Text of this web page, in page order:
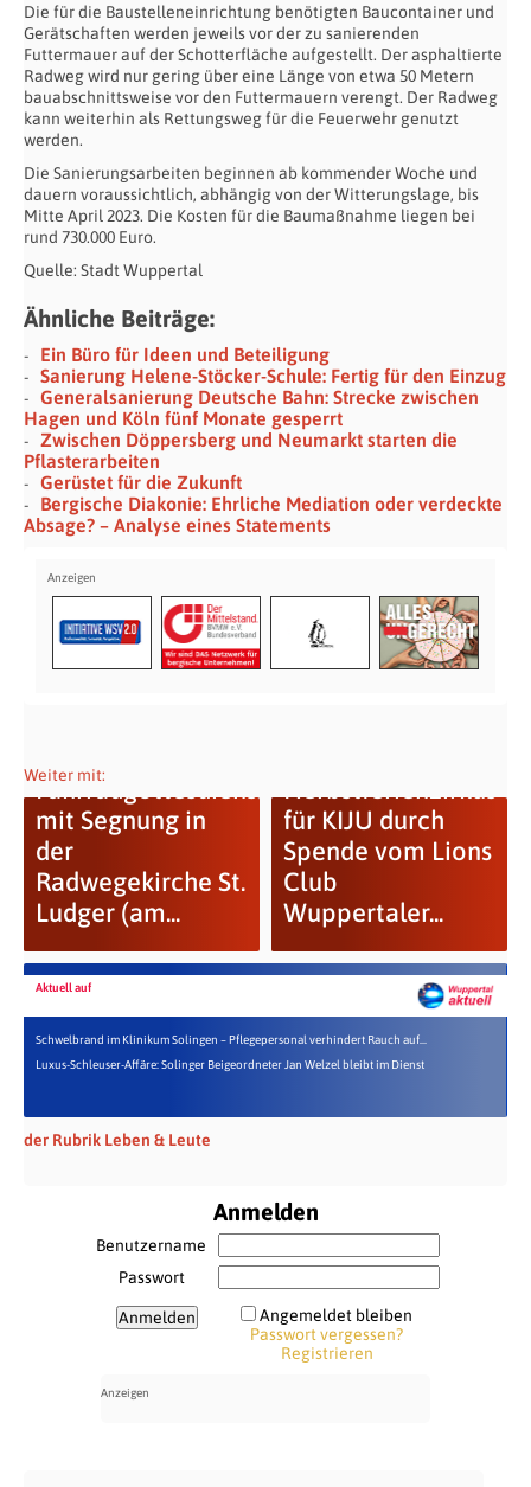
Die für die Baustelleneinrichtung benötigten Baucontainer und
Gerätschaften werden jeweils vor der zu sanierenden
Futtermauer auf der Schotterfläche aufgestellt. Der asphaltierte
Radweg wird nur gering über eine Länge von etwa 50 Metern
bauabschnittsweise vor den Futtermauern verengt. Der Radweg
kann weiterhin als Rettungsweg für die Feuerwehr genutzt
werden.
Die Sanierungsarbeiten beginnen ab kommender Woche und
dauern voraussichtlich, abhängig von der Witterungslage, bis
Mitte April 2023. Die Kosten für die Baumaßnahme liegen bei
rund 730.000 Euro.
Quelle: Stadt Wuppertal
Ähnliche Beiträge:
Ein Büro für Ideen und Beteiligung
Sanierung Helene-Stöcker-Schule: Fertig für den Einzug
Generalsanierung Deutsche Bahn: Strecke zwischen
Hagen und Köln fünf Monate gesperrt
Zwischen Döppersberg und Neumarkt starten die
Pflasterarbeiten
Gerüstet für die Zukunft
Bergische Diakonie: Ehrliche Mediation oder verdeckte
Absage? – Analyse eines Statements
Weiter mit:
Fahrradgottesdienst
mit Segnung in
der
Radwegekirche St.
Ludger (am...
für KIJU durch
Spende vom Lions
Club
Wuppertaler...
Aktuell auf
Schwelbrand im Klinikum Solingen – Pflegepersonal verhindert Rauch auf...
Luxus-Schleuser-Affäre: Solinger Beigeordneter Jan Welzel bleibt im Dienst
der Rubrik Leben & Leute
Anmelden
Benutzername
Passwort
Angemeldet bleiben
Passwort vergessen?
Registrieren